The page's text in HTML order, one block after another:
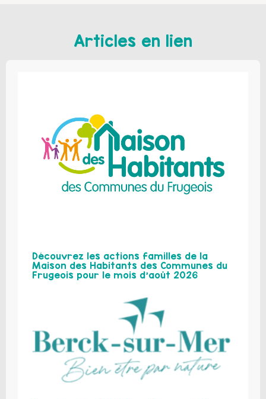
Articles en lien
Découvrez les actions familles de la
Maison des Habitants des Communes du
Frugeois pour le mois d’août 2026